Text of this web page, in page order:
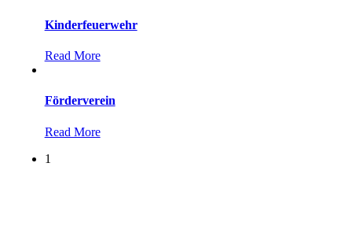
Kinderfeuerwehr
Read More
Förderverein
Read More
1